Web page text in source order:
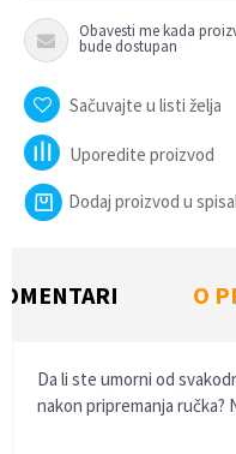
Obavesti me kada
bude dostupan
Sačuvajte u listi želja
Uporedite proizvod
Dodaj proizvod u
O
Da li ste umorni od
nakon pripremanja ručka?